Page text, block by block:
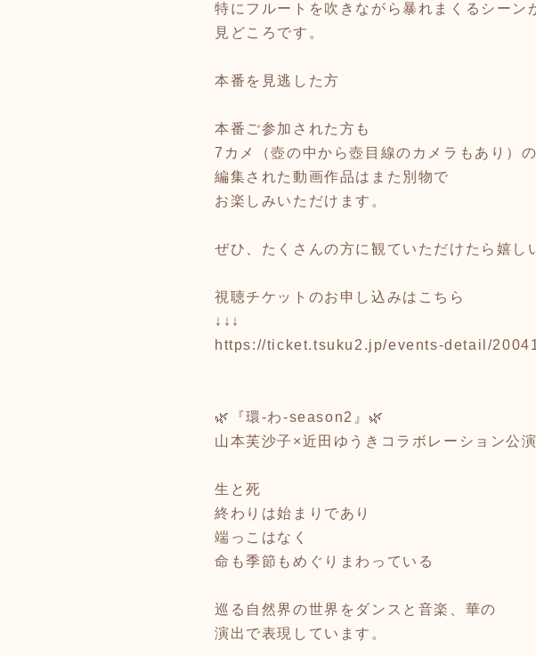
特にフルートを吹きながら暴れまくるシーン
見どころです。
本番を見逃した方
本番ご参加された方も
7カメ（壺の中から壺目線のカメラもあり）の
編集された動画作品はまた別物で
お楽しみいただけます。
ぜひ、たくさんの方に観ていただけたら嬉し
視聴チケットのお申し込みはこちら
↓↓↓
https://ticket.tsuku2.jp/events-detail/
🌿『環-わ-season2』🌿
山本芙沙子×近田ゆうきコラボレーション公演
生と死
終わりは始まりであり
端っこはなく
命も季節もめぐりまわっている
巡る自然界の世界をダンスと音楽、華の
演出で表現しています。